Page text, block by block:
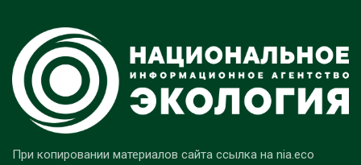
При копировании материалов сайта ссылка на nia.eco